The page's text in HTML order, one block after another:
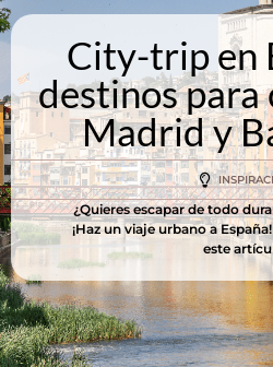
City-trip en
destinos para
Madrid y
¿Quieres escapar de todo
¡Haz un viaje urbano a
este